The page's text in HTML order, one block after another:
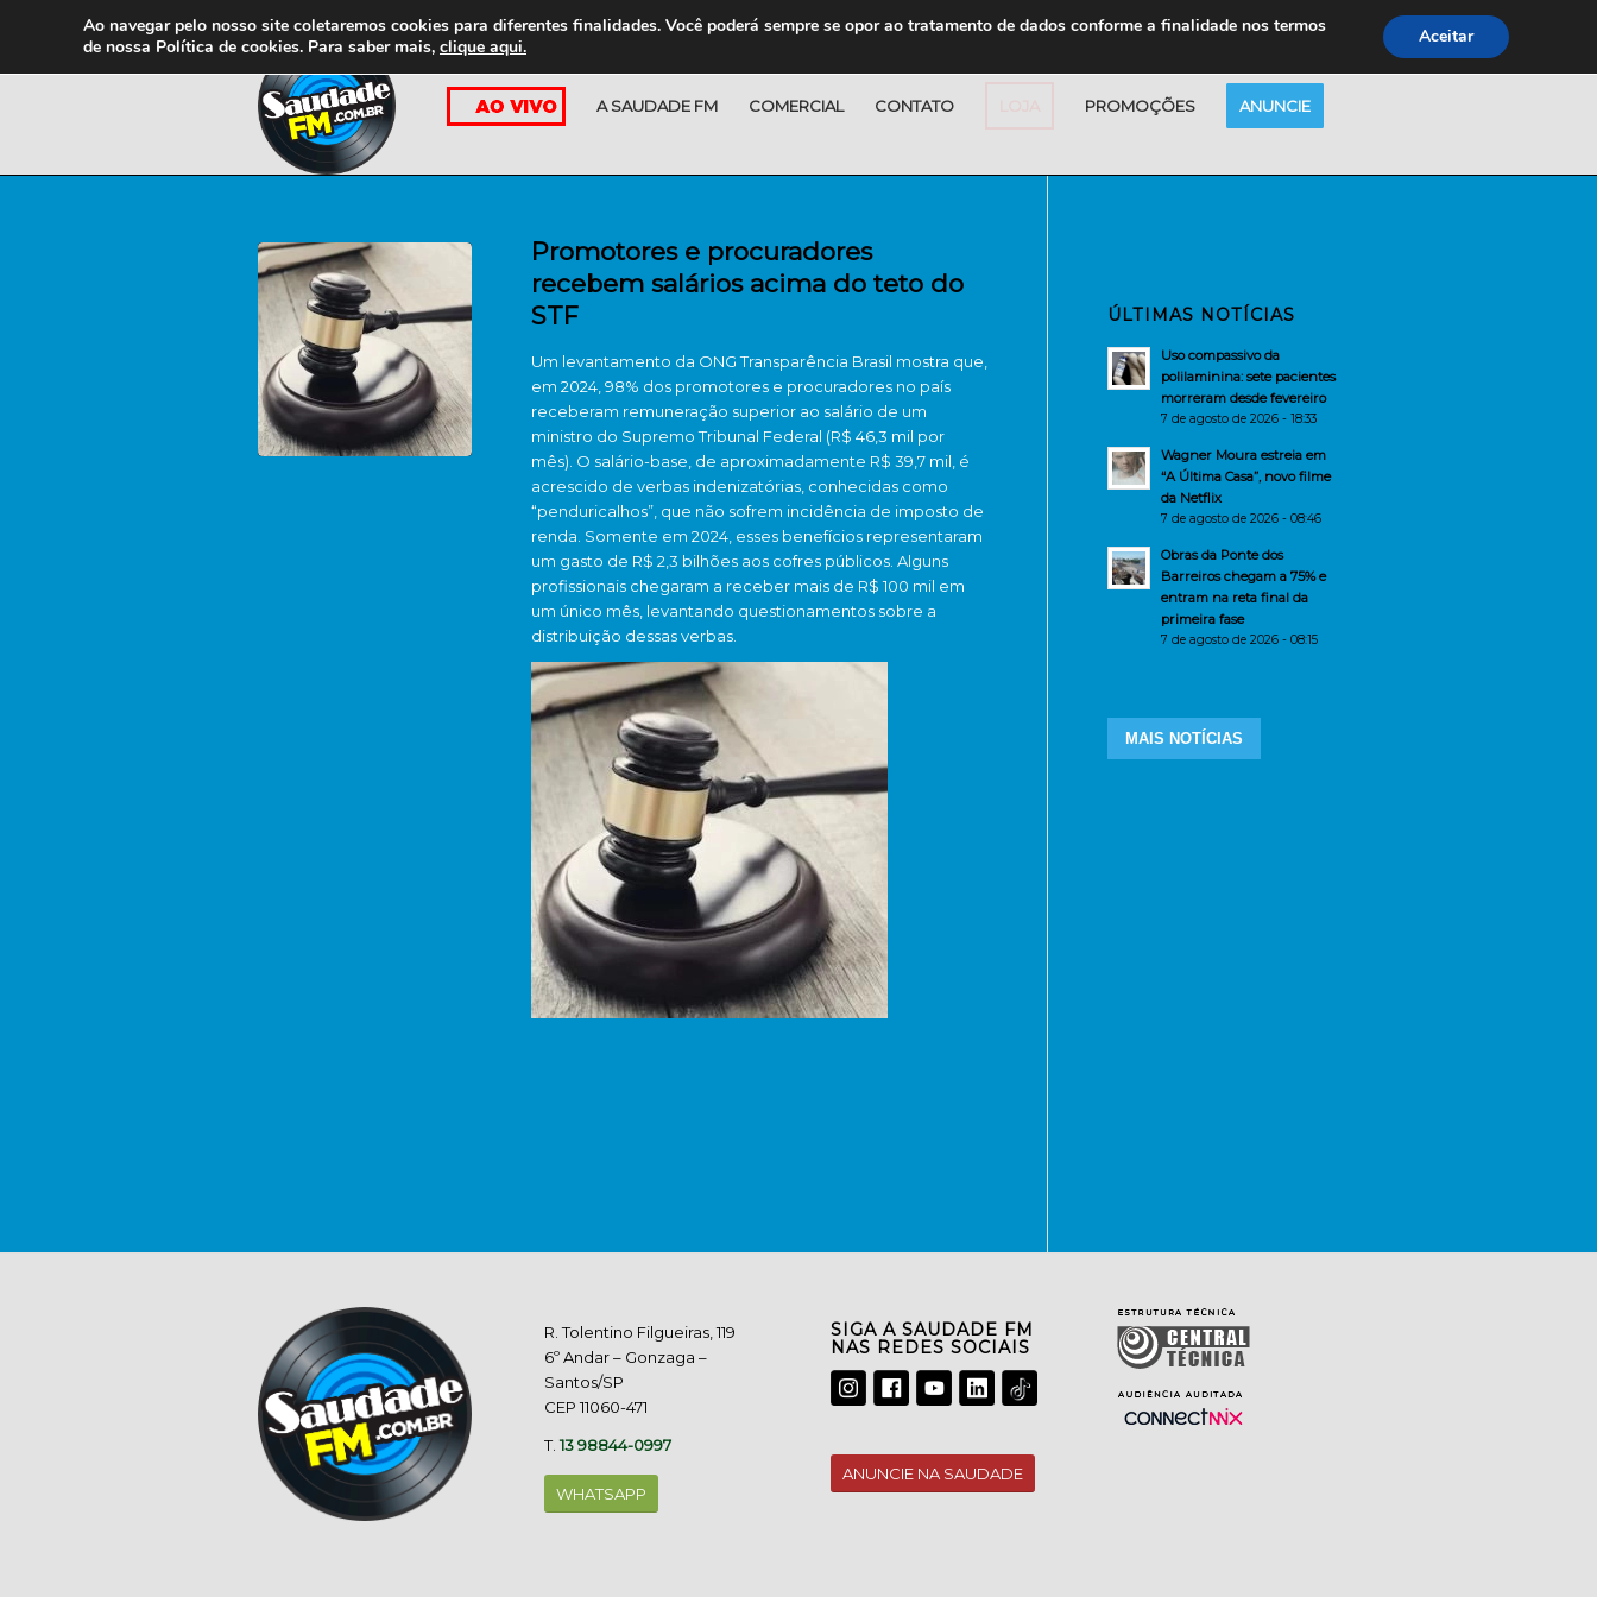
A SAUDADE FM COMERCIAL CONTATO PROMOÇÕES ANUNCIE
Promotores e procuradores
recebem salários acima do teto do
STF
Um levantamento da ONG Transparência Brasil mostra que,
em 2024, 98% dos promotores e procuradores no país
receberam remuneração superior ao salário de um
ministro do Supremo Tribunal Federal (R$ 46,3 mil por
mês). O salário-base, de aproximadamente R$ 39,7 mil, é
acrescido de verbas indenizatórias, conhecidas como
“penduricalhos”, que não sofrem incidência de imposto de
renda. Somente em 2024, esses benefícios representaram
um gasto de R$ 2,3 bilhões aos cofres públicos. Alguns
profissionais chegaram a receber mais de R$ 100 mil em
um único mês, levantando questionamentos sobre a
distribuição dessas verbas.
ÚLTIMAS NOTÍCIAS
Uso compassivo da
polilaminina: sete pacientes
morreram desde fevereiro
7 de agosto de 2026 - 18:33
Wagner Moura estreia em
“A Última Casa”, novo filme
da Netflix
7 de agosto de 2026 - 08:46
Obras da Ponte dos
Barreiros chegam a 75% e
entram na reta final da
primeira fase
7 de agosto de 2026 - 08:15
MAIS NOTÍCIAS
R. Tolentino Filgueiras, 119
6º Andar – Gonzaga –
Santos/SP
CEP 11060-471
T.13 98844-0997
WHATSAPP
SIGA A SAUDADE FM
NAS REDES SOCIAIS
ANUNCIE NA SAUDADE
Ao navegar pelo nosso site coletaremos cookies para diferentes finalidades. Você poderá sempre se opor ao tratamento de dados conforme a finalidade nos termos
de nossa Política de cookies. Para saber mais, clique aqui. Aceitar